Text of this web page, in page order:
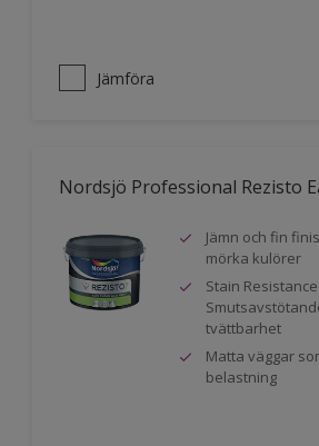
Jämföra
Nordsjö Professional Rezisto
Jämn och fin
mörka kulörer
Stain
tvättbarhet
Matta väggar
belastning